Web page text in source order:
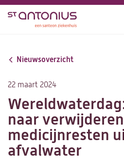
Overslaan
inhoud
Nieuwsoverzicht
22 maart 2024
naar verwijderen
medicijnresten
afvalwater